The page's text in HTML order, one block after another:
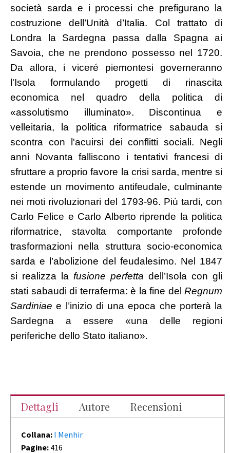
società sarda e i processi che prefigurano la
costruzione dell’Unità d’Italia. Col trattato di
Londra la Sardegna passa dalla Spagna ai
Savoia, che ne prendono possesso nel 1720.
Da allora, i viceré piemontesi governeranno
l'Isola formulando progetti di rinascita
economica nel quadro della politica di
«assolutismo illuminato». Discontinua e
velleitaria, la politica riformatrice sabauda si
scontra con l'acuirsi dei conflitti sociali. Negli
anni Novanta falliscono i tentativi francesi di
sfruttare a proprio favore la crisi sarda, mentre si
estende un movimento antifeudale, culminante
nei moti rivoluzionari del 1793-96. Più tardi, con
Carlo Felice e Carlo Alberto riprende la politica
riformatrice, stavolta comportante profonde
trasformazioni nella struttura socio-economica
sarda e l’abolizione del feudalesimo. Nel 1847
si realizza la fusione perfetta dell’Isola con gli
stati sabaudi di terraferma: è la fine del Regnum
Sardiniae e l’inizio di una epoca che porterà la
Sardegna a essere «una delle regioni
periferiche dello Stato italiano».
Dettagli Autore Recensioni
Collana: I Menhir
Pagine: 416